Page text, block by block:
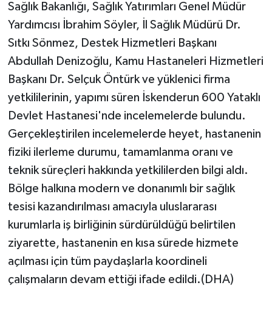
Sağlık Bakanlığı, Sağlık Yatırımları Genel Müdür
Yardımcısı İbrahim Söyler, İl Sağlık Müdürü Dr.
Sıtkı Sönmez, Destek Hizmetleri Başkanı
Abdullah Denizoğlu, Kamu Hastaneleri Hizmetleri
Başkanı Dr. Selçuk Öntürk ve yüklenici firma
yetkililerinin, yapımı süren İskenderun 600 Yataklı
Devlet Hastanesi'nde incelemelerde bulundu.
Gerçekleştirilen incelemelerde heyet, hastanenin
fiziki ilerleme durumu, tamamlanma oranı ve
teknik süreçleri hakkında yetkililerden bilgi aldı.
Bölge halkına modern ve donanımlı bir sağlık
tesisi kazandırılması amacıyla uluslararası
kurumlarla iş birliğinin sürdürüldüğü belirtilen
ziyarette, hastanenin en kısa sürede hizmete
açılması için tüm paydaşlarla koordineli
çalışmaların devam ettiği ifade edildi.(DHA)